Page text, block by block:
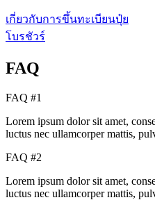
เกี่ยวกับการขึ้นทะเบียนปุ๋ย
โบรชัวร์
FAQ
FAQ #1
Lorem ipsum dolor sit amet,
luctus nec ullamcorper mattis,
FAQ #2
Lorem ipsum dolor sit amet,
luctus nec ullamcorper mattis,